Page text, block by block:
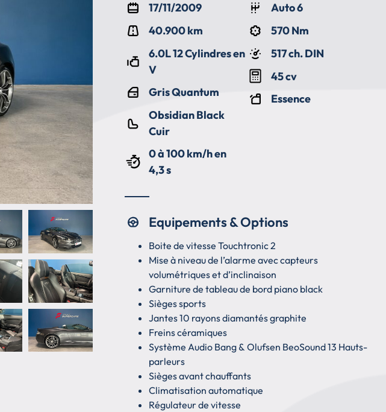
17/11/2009
40.900 km
6.0L 12 Cylindres en
V
Gris Quantum
Obsidian Black
Cuir
0 à 100 km/h en
4,3 s
Auto 6
570 Nm
517 ch. DIN
45 cv
Essence
Equipements & Options
Boite de vitesse Touchtronic 2
Mise à niveau de l’alarme avec capteurs
volumétriques et d’inclinaison
Garniture de tableau de bord piano black
Sièges sports
Jantes 10 rayons diamantés graphite
Freins céramiques
Système Audio Bang & Olufsen BeoSound 13 Hauts-
parleurs
Sièges avant chauffants
Climatisation automatique
Régulateur de vitesse